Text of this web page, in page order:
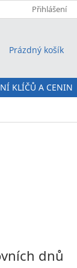
O NÁS
Přihlášení
NÁKUPNÍ KOŠÍK
Prázdný košík
KLÍČŮ A CENIN
dnů